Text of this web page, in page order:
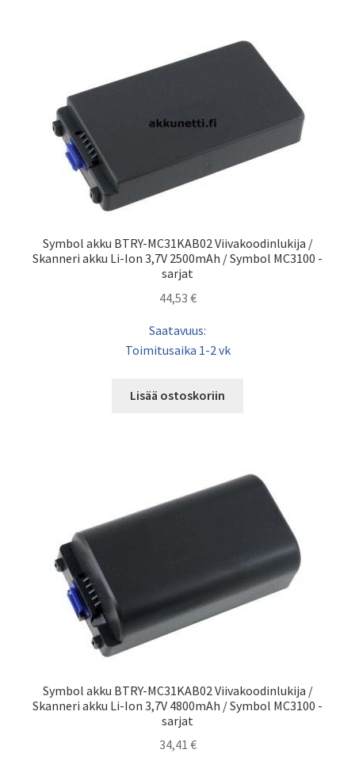
Symbol akku BTRY-MC31KAB02 Viivakoodinlukija /
Skanneri akku Li-Ion 3,7V 2500mAh / Symbol MC3100 -
sarjat
44,53 €
Saatavuus:
Toimitusaika 1-2 vk
Lisää ostoskoriin
Symbol akku BTRY-MC31KAB02 Viivakoodinlukija /
Skanneri akku Li-Ion 3,7V 4800mAh / Symbol MC3100 -
sarjat
34,41 €